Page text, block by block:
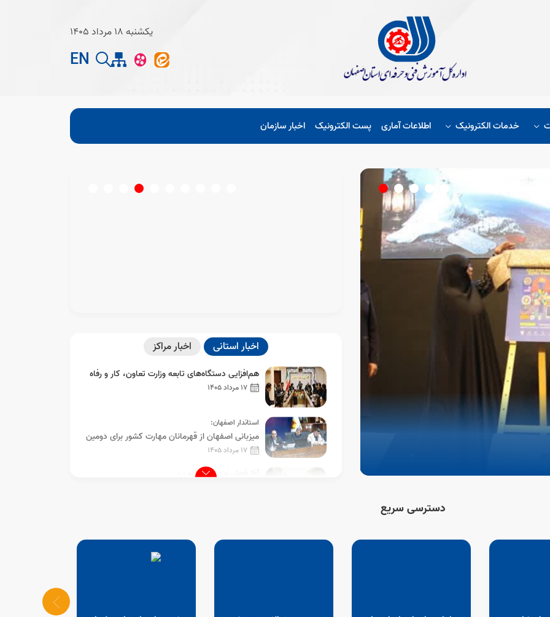
یکشنبه 18 مرداد 1405
EN
خدمات الکترونیک اطلاعات آماری پست الکترونیک اخبار سازمان
اخبار استانی اخبار مراکز
هم‌افزایی دستگاه‌های تابعه وزارت تعاون، کار و رفاه
اجتماعی در اصفهان با حضور مدیرکل آموزش
17 مرداد 1405
استاندار اصفهان:
میزبانی اصفهان از قهرمانان مهارت کشور برای دومین
سال پیاپی
17 مرداد 1405
آغاز فصلی نو در مهارت‌آموزی؛
تجلیل شد
12 مرداد 1405
دسترسی سریع